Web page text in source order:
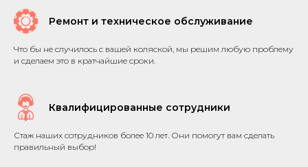
Ремонт и техническое обслуживание
Что бы не случилось с вашей коляской, мы решим любую проблему
и сделаем это в кратчайшие сроки.
Квалифицированные сотрудники
Стаж наших сотрудников более 10 лет. Они помогут вам сделать
правильный выбор!